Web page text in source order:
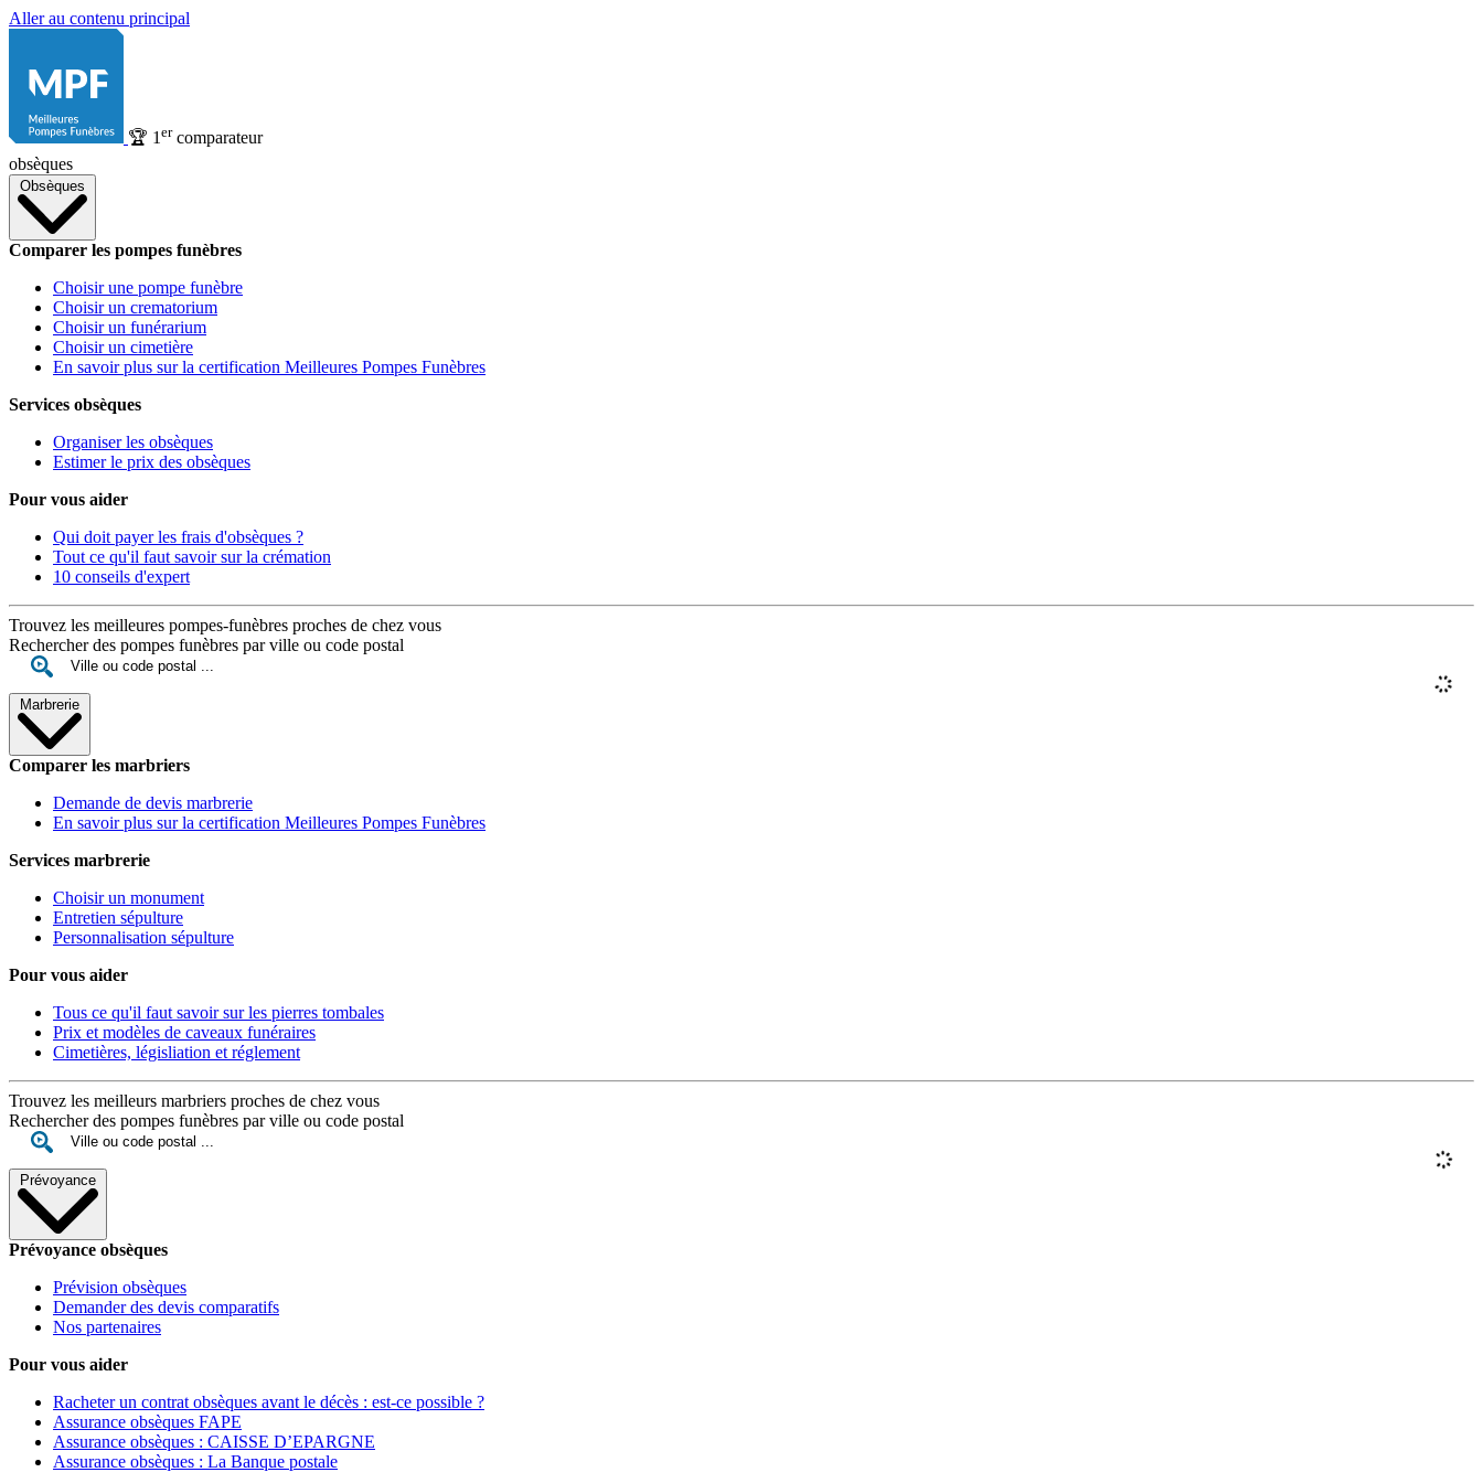
Aller au contenu principal
🏆 1 ercomparateur
obsèques
Obsèques
Comparer les pompes funèbres
Choisir une pompe funèbre
Choisir un crematorium
Choisir un funérarium
Choisir un cimetière
En savoir plus sur la certification Meilleures Pompes Funèbres
Services obsèques
Organiser les obsèques
Estimer le prix des obsèques
Pour vous aider
Qui doit payer les frais d'obsèques ?
Tout ce qu'il faut savoir sur la crémation
10 conseils d'expert
Trouvez les meilleures pompes-funèbres proches de chez vous
Rechercher des pompes funèbres par ville ou code postal
Marbrerie
Comparer les marbriers
Demande de devis marbrerie
En savoir plus sur la certification Meilleures Pompes Funèbres
Services marbrerie
Choisir un monument
Entretien sépulture
Personnalisation sépulture
Pour vous aider
Tous ce qu'il faut savoir sur les pierres tombales
Prix et modèles de caveaux funéraires
Cimetières, législiation et réglement
Trouvez les meilleurs marbriers proches de chez vous
Rechercher des pompes funèbres par ville ou code postal
Prévoyance
Prévoyance obsèques
Prévision obsèques
Demander des devis comparatifs
Nos partenaires
Pour vous aider
Racheter un contrat obsèques avant le décès : est-ce possible ?
Assurance obsèques FAPE
Assurance obsèques : CAISSE D’EPARGNE
Assurance obsèques : La Banque postale